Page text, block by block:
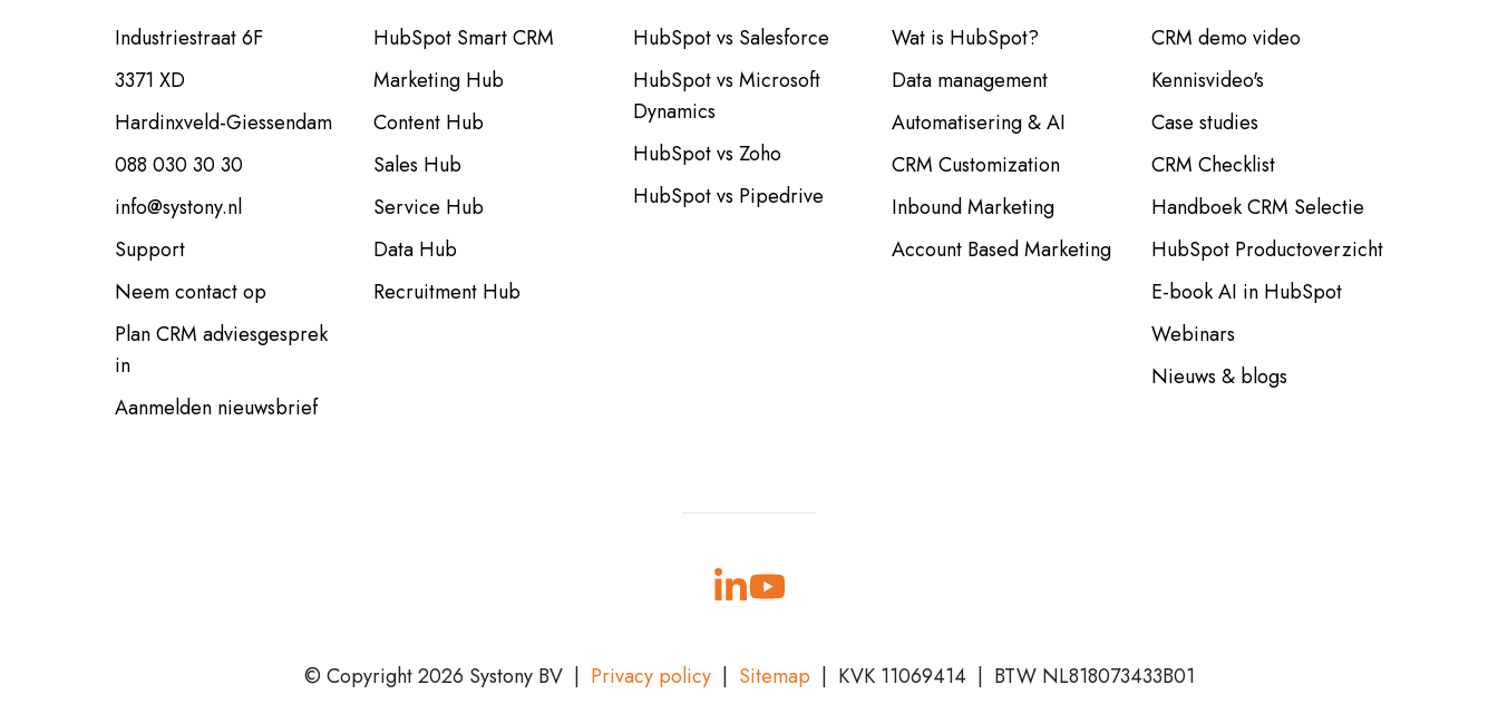
Industriestraat 6F
3371 XD
Hardinxveld-Giessendam
088 030 30 30
info@systony.nl
Support
Neem contact op
Plan CRM adviesgesprek
in
Aanmelden nieuwsbrief
HubSpot Smart CRM
Marketing Hub
Content Hub
Sales Hub
Service Hub
Data Hub
Recruitment Hub
HubSpot vs Salesforce
HubSpot vs Microsoft
Dynamics
HubSpot vs Zoho
HubSpot vs Pipedrive
Wat is HubSpot?
Data management
Automatisering & AI
CRM Customization
Inbound Marketing
Account Based Marketing
CRM demo video
Kennisvideo's
Case studies
CRM Checklist
Handboek CRM Selectie
HubSpot Productoverzicht
E-book AI in HubSpot
Webinars
Nieuws & blogs
© Copyright 2026 Systony BV Privacy policy| Sitemap | KVK 11069414 | BTW NL818073433B01